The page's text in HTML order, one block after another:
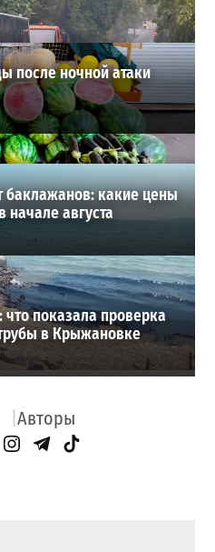
после ночной атаки
баклажанов: какие цены
начале августа
показала проверка
в Крыжановке
Авторы
Page
Instagram
Telegram
TikTok